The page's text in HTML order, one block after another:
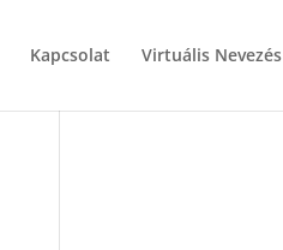
Kapcsolat Virtuális Nevezés